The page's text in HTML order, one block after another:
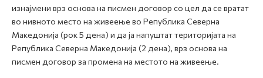
изнајмени врз основа на писмен договор со цел да се вратат
во нивното место на живеење во Република Северна
Македонија (рок 5 дена) и да ја напуштат територијата на
Република Северна Македонија (2 дена), врз основа на
писмен договор за промена на местото на живеење.